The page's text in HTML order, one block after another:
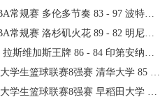
赛 多伦多节奏 83 - 97 波特兰火焰 集锦
杉矶火花 89 - 82 明尼苏达山猫 全场集锦
斯王牌 86 - 84 印第安纳狂热 全场集锦
联赛8强赛 清华大学 85 - 81 菲律宾大学 集锦
赛8强赛 早稻田大学 78 - 71 高丽大学 集锦